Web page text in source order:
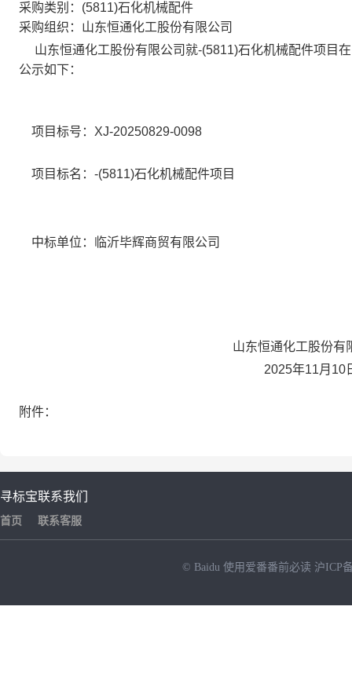
采购类别：(5811)石化机械配件
采购组织：山东恒通化工股份有限公司
山东恒通化工股份有限公司就-(5811)石化机械配件项目
公示如下：
项目标号：XJ-20250829-0098
项目标名：-(5811)石化机械配件项目
中标单位：临沂毕辉商贸有限公司
山东恒通化工股份有限
2025年11月10
附件：
寻标宝
首页
联系我们
联系客服
© Baidu 使用爱番番前必读 沪ICP